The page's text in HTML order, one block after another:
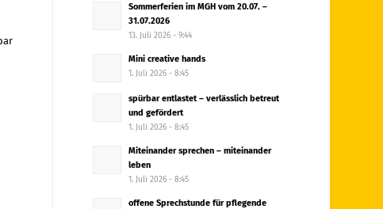
Sommerferien im MGH vom 20.07. –
31.07.2026
13. Juli 2026 - 9:44
Mini creative hands
1. Juli 2026 - 8:45
spürbar entlastet – verlässlich betreut
und gefördert
1. Juli 2026 - 8:45
Miteinander sprechen – miteinander
leben
1. Juli 2026 - 8:45
offene Sprechstunde für pflegende